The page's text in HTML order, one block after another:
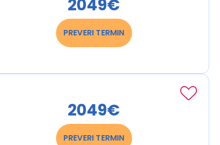
strošek letalskega prevoza za izbrani odhod).
2049€
PREVERI TERMIN
2049€
PREVERI TERMIN